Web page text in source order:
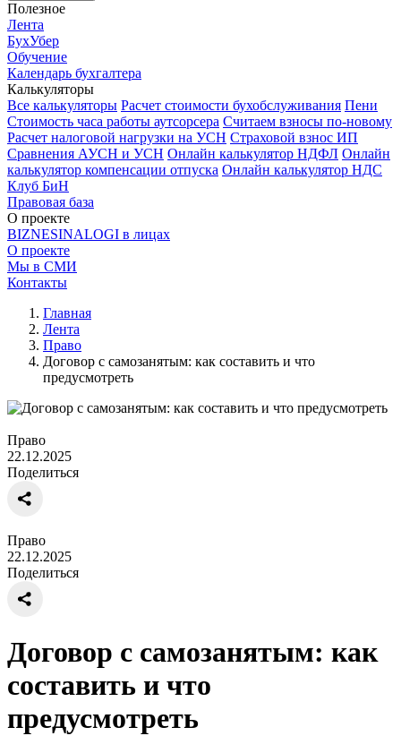
Полезное
Лента
БухУбер
Обучение
Календарь бухгалтера
Калькуляторы
Все калькуляторы Расчет стоимости бухобслуживания Пени
Стоимость часа работы аутсорсера Считаем взносы по-новому
Расчет налоговой нагрузки на УСН Страховой взнос ИП
Сравнения АУСН и УСН Онлайн калькулятор НДФЛ Онлайн
калькулятор компенсации отпуска Онлайн калькулятор НДС
Клуб БиН
Правовая база
О проекте
BIZNESINALOGI в лицах
О проекте
Мы в СМИ
Контакты
Главная
Лента
Право
Договор с самозанятым: как составить и что
предусмотреть
Право
22.12.2025
Поделиться
Право
22.12.2025
Поделиться
Договор с самозанятым: как
составить и что
предусмотреть